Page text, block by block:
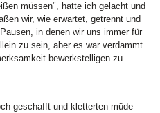
müssen", hatte ich gelacht und
wir, wie erwartet, getrennt und
in denen wir uns immer für
zu sein, aber es war verdammt
bewerkstelligen zu
geschafft und kletterten müde